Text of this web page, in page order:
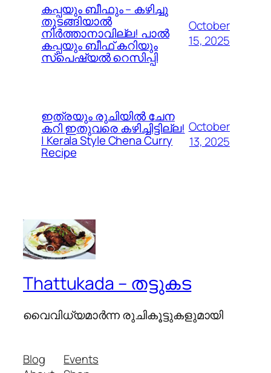
കപ്പയും ബീഫും – കഴിച്ചു
തുടങ്ങിയാൽ
നിർത്താനാവില്ല! പാൽ
കപ്പയും ബീഫ് കറിയും
സ്പെഷ്യൽ റെസിപ്പി
October
15, 2025
ഇത്രയും രുചിയിൽ ചേന
കറി ഇതുവരെ കഴിച്ചിട്ടില്ല!
| Kerala Style Chena Curry
Recipe
October
13, 2025
Thattukada – തട്ടുകട
വൈവിധ്യമാര്‍ന്ന രുചികൂട്ടുകളുമായി
Blog
Events